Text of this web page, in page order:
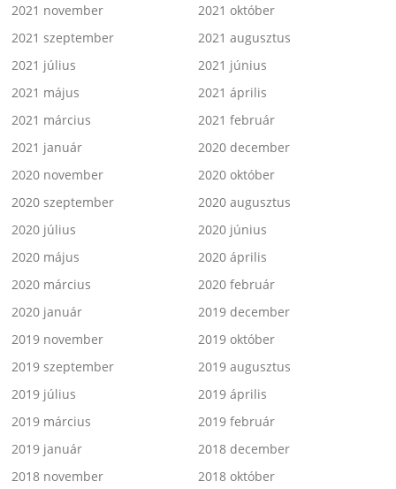
2021 november
2021 október
2021 szeptember
2021 augusztus
2021 július
2021 június
2021 május
2021 április
2021 március
2021 február
2021 január
2020 december
2020 november
2020 október
2020 szeptember
2020 augusztus
2020 július
2020 június
2020 május
2020 április
2020 március
2020 február
2020 január
2019 december
2019 november
2019 október
2019 szeptember
2019 augusztus
2019 július
2019 április
2019 március
2019 február
2019 január
2018 december
2018 november
2018 október